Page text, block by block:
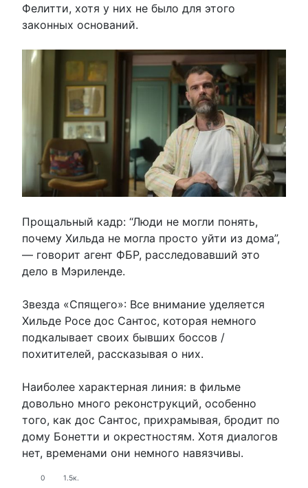
Фелитти, хотя у них не было для этого
законных оснований.
Прощальный кадр: “Люди не могли понять,
почему Хильда не могла просто уйти из дома”,
— говорит агент ФБР, расследовавший это
дело в Мэриленде.
Звезда «Спящего»: Все внимание уделяется
Хильде Росе дос Сантос, которая немного
подкалывает своих бывших боссов /
похитителей, рассказывая о них.
Наиболее характерная линия: в фильме
довольно много реконструкций, особенно
того, как дос Сантос, прихрамывая, бродит по
дому Бонетти и окрестностям. Хотя диалогов
нет, временами они немного навязчивы.
0 1.5к.